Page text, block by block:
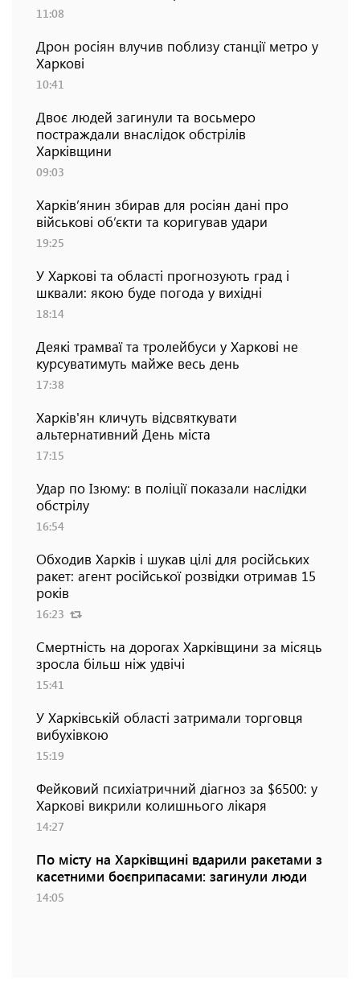
11:08
Дрон росіян влучив поблизу станції метро у
Харкові
10:41
Двоє людей загинули та восьмеро
постраждали внаслідок обстрілів
Харківщини
09:03
Харків’янин збирав для росіян дані про
військові об’єкти та коригував удари
19:25
У Харкові та області прогнозують град і
шквали: якою буде погода у вихідні
18:14
Деякі трамваї та тролейбуси у Харкові не
курсуватимуть майже весь день
17:38
Харків'ян кличуть відсвяткувати
альтернативний День міста
17:15
Удар по Ізюму: в поліції показали наслідки
обстрілу
16:54
Обходив Харків і шукав цілі для російських
ракет: агент російської розвідки отримав 15
років
16:23
Смертність на дорогах Харківщини за місяць
зросла більш ніж удвічі
15:41
У Харківській області затримали торговця
вибухівкою
15:19
Фейковий психіатричний діагноз за $6500: у
Харкові викрили колишнього лікаря
14:27
По місту на Харківщині вдарили ракетами з
касетними боєприпасами: загинули люди
14:05